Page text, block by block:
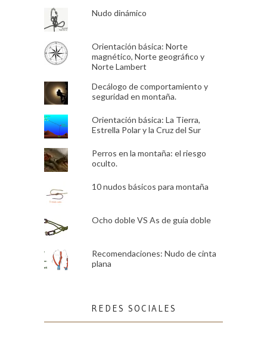
Nudo dinámico
Orientación básica: Norte
magnético, Norte geográfico y
Norte Lambert
Decálogo de comportamiento y
seguridad en montaña.
Orientación básica: La Tierra,
Estrella Polar y la Cruz del Sur
Perros en la montaña: el riesgo
oculto.
10 nudos básicos para montaña
Ocho doble VS As de guía doble
Recomendaciones: Nudo de cinta
plana
REDES SOCIALES